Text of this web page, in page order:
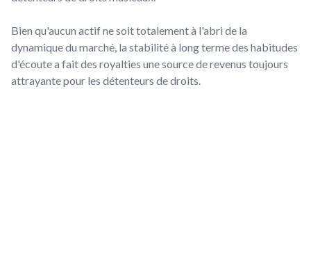
Bien qu'aucun actif ne soit totalement à l'abri de la
dynamique du marché, la stabilité à long terme des habitudes
d'écoute a fait des royalties une source de revenus toujours
attrayante pour les détenteurs de droits.